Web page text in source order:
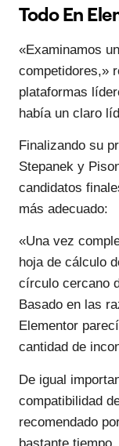
Todo En
«Examinamos
competidores,»
plataformas
había un claro
Finalizando su
Stepanek y
candidatos
más adecuado:
«Una vez
hoja de cálculo
círculo cercano
Basado en las
Elementor
cantidad de
De igual
compatibilidad
recomendado